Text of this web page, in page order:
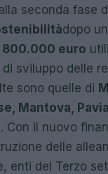
seconda fase
dopo
800.000 euro
sviluppo delle
sono quelle di
Mantova,
. Con il nuovo
delle
enti del Terzo